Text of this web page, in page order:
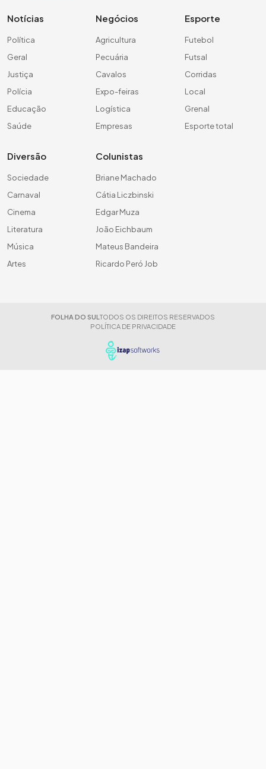
Notícias
Política
Geral
Justiça
Polícia
Educação
Saúde
Negócios
Agricultura
Pecuária
Cavalos
Expo-feiras
Logística
Empresas
Esporte
Futebol
Futsal
Corridas
Local
Grenal
Esporte total
Diversão
Sociedade
Carnaval
Cinema
Literatura
Música
Artes
Colunistas
Briane Machado
Cátia Liczbinski
Edgar Muza
João Eichbaum
Mateus Bandeira
Ricardo Peró Job
FOLHA DO SUL TODOS OS DIREITOS RESERVADOS
POLÍTICA DE PRIVACIDADE